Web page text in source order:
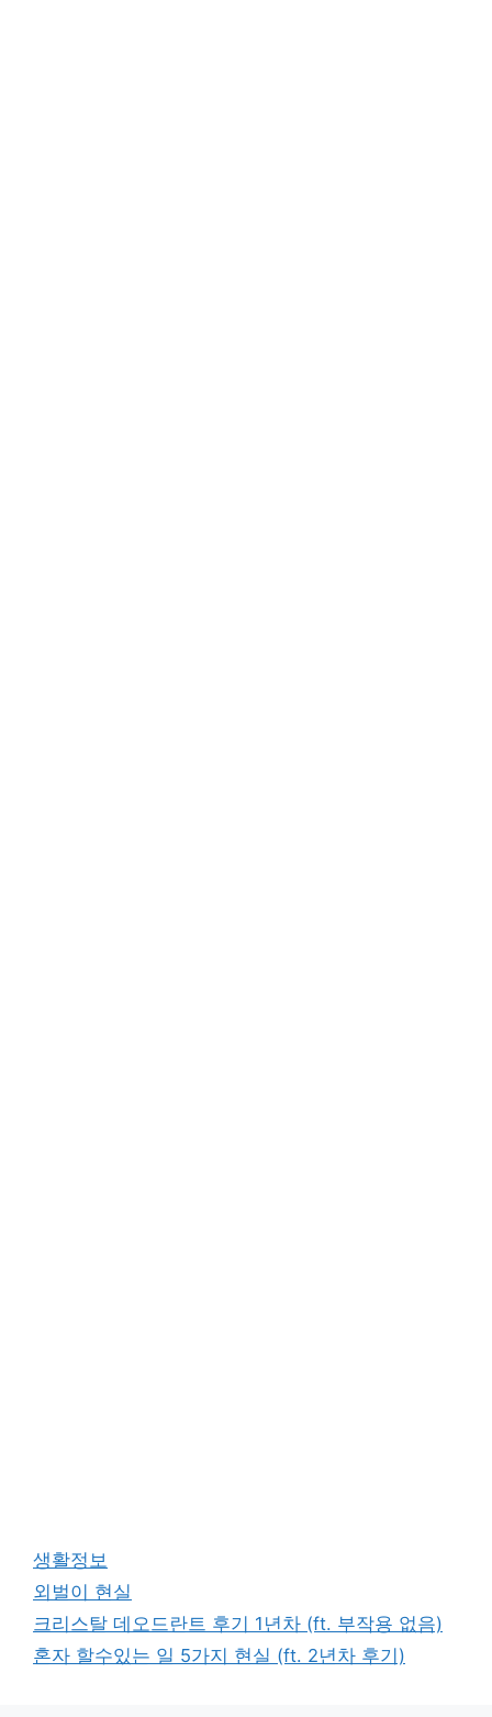
카
테
고
리
생활정보
태
그
외벌이 현실
크리스탈 데오드란트 후기 1년차 (ft. 부작용 없음)
혼자 할수있는 일 5가지 현실 (ft. 2년차 후기)